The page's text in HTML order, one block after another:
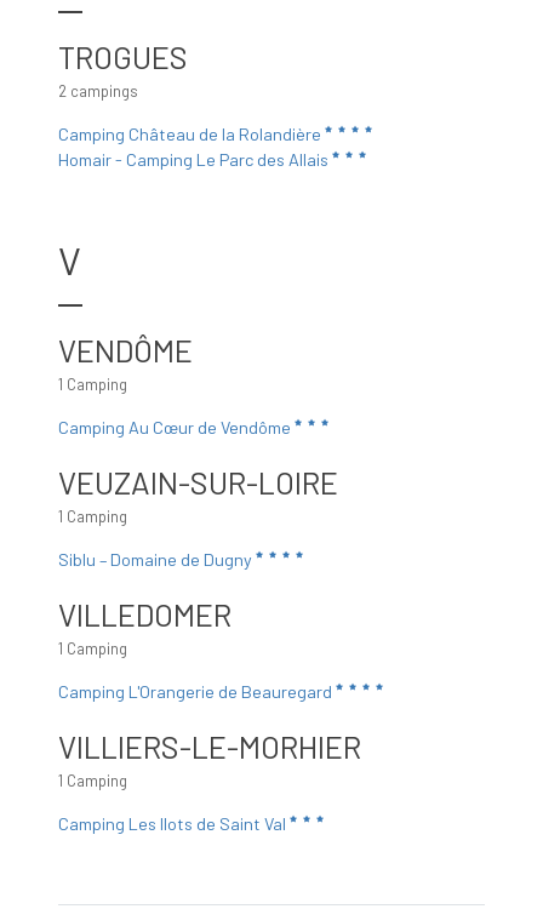
TROGUES
2 campings
Camping Château de la Rolandière
Homair - Camping Le Parc des Allais
V
VENDÔME
1 Camping
Camping Au Cœur de Vendôme
VEUZAIN-SUR-LOIRE
1 Camping
Siblu – Domaine de Dugny
VILLEDOMER
1 Camping
Camping L'Orangerie de Beauregard
VILLIERS-LE-MORHIER
1 Camping
Camping Les Ilots de Saint Val